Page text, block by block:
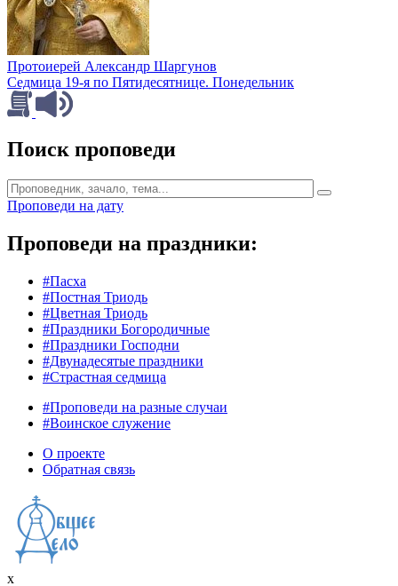
Протоиерей Александр Шаргунов
Седмица 19-я по Пятидесятнице. Понедельник
Поиск проповеди
Проповеди на дату
Проповеди на праздники:
#Пасха
#Постная Триодь
#Цветная Триодь
#Праздники Богородичные
#Праздники Господни
#Двунадесятые праздники
#Страстная седмица
#Проповеди на разные случаи
#Воинское служение
О проекте
Обратная связь
x